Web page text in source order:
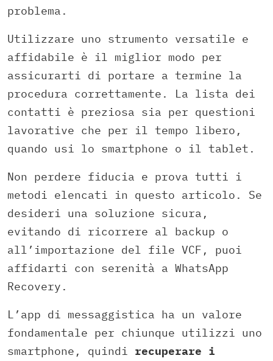
problema.
Utilizzare uno strumento versatile e
affidabile è il miglior modo per
assicurarti di portare a termine la
procedura correttamente. La lista dei
contatti è preziosa sia per questioni
lavorative che per il tempo libero,
quando usi lo smartphone o il tablet.
Non perdere fiducia e prova tutti i
metodi elencati in questo articolo. Se
desideri una soluzione sicura,
evitando di ricorrere al backup o
all’importazione del file VCF, puoi
affidarti con serenità a WhatsApp
Recovery.
L’app di messaggistica ha un valore
fondamentale per chiunque utilizzi uno
smartphone, quindi recuperare i